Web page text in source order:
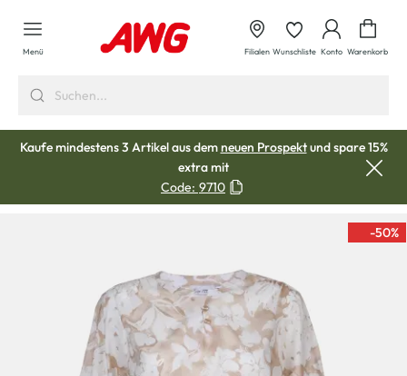
springen
Menü Filialen Wunschliste Konto Warenkorb
Kaufe mindestens 3 Artikel aus demneuen Prospektund spare 15%
extra mit
Code: 9710
-50%